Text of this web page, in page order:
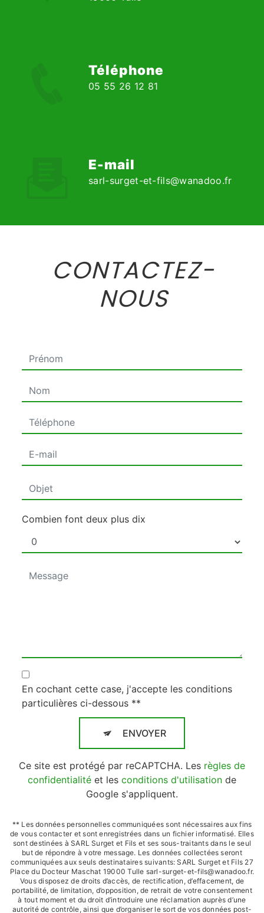
Téléphone
05 55 26 12 81
E-mail
sarl-surget-et-fils@wanadoo.fr
CONTACTEZ-
NOUS
Combien font deux plus dix
En cochant cette case, j'accepte les conditions
particulières ci-dessous **
ENVOYER
Ce site est protégé par reCAPTCHA. Les règles de
confidentialité et les conditions d'utilisation de
Google s'appliquent.
** Les données personnelles communiquées sont nécessaires aux fins
de vous contacter et sont enregistrées dans un fichier informatisé. Elles
sont destinées à SARL Surget et Fils et ses sous-traitants dans le seul
but de répondre à votre message. Les données collectées seront
communiquées aux seuls destinataires suivants: SARL Surget et Fils 27
Place du Docteur Maschat 19000 Tulle sarl-surget-et-fils@wanadoo.fr.
Vous disposez de droits d’accès, de rectification, d’effacement, de
portabilité, de limitation, d’opposition, de retrait de votre consentement
à tout moment et du droit d’introduire une réclamation auprès d’une
autorité de contrôle, ainsi que d’organiser le sort de vos données post-